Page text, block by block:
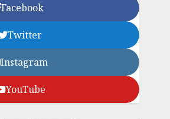
Facebook
Twitter
Instagram
YouTube